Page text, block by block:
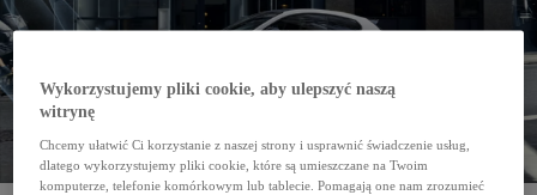
Wykorzystujemy pliki cookie, aby ulepszyć naszą
witrynę
Chcemy ułatwić Ci korzystanie z naszej strony i usprawnić świadczenie usług,
dlatego wykorzystujemy pliki cookie, które są umieszczane na Twoim
komputerze, telefonie komórkowym lub tablecie. Pomagają one nam zrozumieć